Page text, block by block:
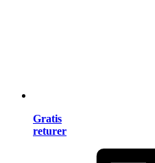
Gratis
returer